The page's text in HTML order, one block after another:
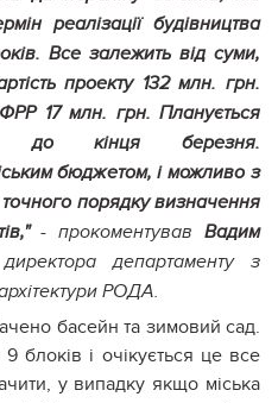
реалізації будівництва
Все залежить від суми,
проекту 132 млн. грн.
17 млн. грн. Планується
до кінця березня.
бюджетом, і можливо з
порядку визначення
- прокоментувавВадим
департаменту з
РОДА.
басейн та зимовий сад.
блоків і очікується це все
у випадку якщо міська